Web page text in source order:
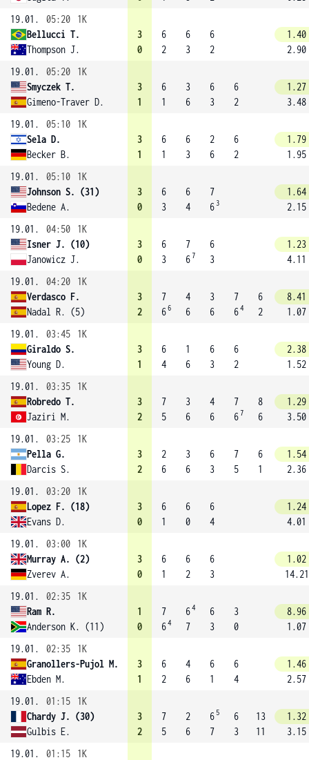
19.01.
05:20
1K
Bellucci T.
Thompson J.
3
0
6
2
6
3
6
2
1.40
2.90
19.01.
05:20
1K
Smyczek T.
Gimeno-Traver D.
3
1
6
1
3
6
6
3
6
2
1.27
3.48
19.01.
05:10
1K
Sela D.
Becker B.
3
1
6
1
6
3
2
6
6
2
1.79
1.95
19.01.
05:10
1K
Johnson S. (31)
Bedene A.
3
0
6
3
6
4
7
6 3
1.64
2.15
19.01.
04:50
1K
Isner J. (10)
Janowicz J.
3
0
6
3
7
67
6
3
1.23
4.11
19.01.
04:20
1K
Verdasco F.
Nadal R. (5)
3
2
7
66
4
6
3
6
7
64
6
2
8.41
1.07
19.01.
03:45
1K
Giraldo S.
Young D.
3
1
6
4
1
6
6
3
6
2
2.38
1.52
19.01.
03:35
1K
Robredo T.
Jaziri M.
3
2
7
5
3
6
4
6
7
67
8
6
1.29
3.50
19.01.
03:25
1K
Pella G.
Darcis S.
3
2
2
6
3
6
6
3
7
5
6
1
1.54
2.36
19.01.
03:20
1K
Lopez F. (18)
Evans D.
3
0
6
1
6
0
6
4
1.24
4.01
19.01.
03:00
1K
Murray A. (2)
Zverev A.
3
0
6
1
6
2
6
3
1.02
14.21
19.01.
02:35
1K
Ram R.
Anderson K. (11)
1
0
7
64
64
7
6
3
3
0
8.96
1.07
19.01.
02:35
1K
Granollers-Pujol M.
Ebden M.
3
1
6
2
4
6
6
1
6
4
1.46
2.57
19.01.
01:15
1K
Chardy J. (30)
Gulbis E.
3
2
7
5
2
6
6 5
7
6
3
13
11
1.32
3.15
19.01.
01:15
1K